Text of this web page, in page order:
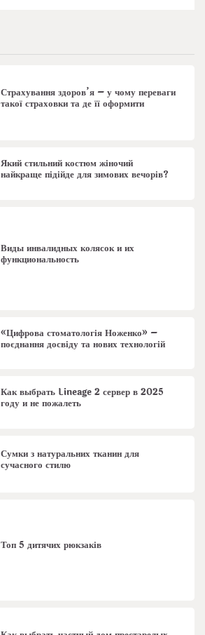
Страхування здоров’я – у чому переваги
такої страховки та де її оформити
Який стильний костюм жіночий
найкраще підійде для зимових вечорів?
Виды инвалидных колясок и их
функциональность
«Цифрова стоматологія Ноженко» –
поєднання досвіду та нових технологій
Как выбрать Lineage 2 сервер в 2025
году и не пожалеть
Сумки з натуральних тканин для
сучасного стилю
Топ 5 дитячих рюкзаків